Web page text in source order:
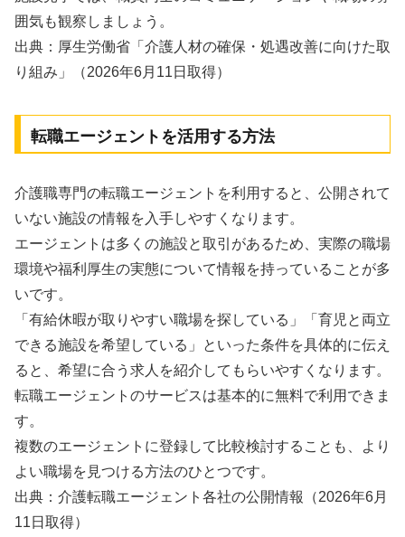
囲気も観察しましょう。
出典：厚生労働省「介護人材の確保・処遇改善に向けた取
り組み」（2026年6月11日取得）
転職エージェントを活用する方法
介護職専門の転職エージェントを利用すると、公開されて
いない施設の情報を入手しやすくなります。
エージェントは多くの施設と取引があるため、実際の職場
環境や福利厚生の実態について情報を持っていることが多
いです。
「有給休暇が取りやすい職場を探している」「育児と両立
できる施設を希望している」といった条件を具体的に伝え
ると、希望に合う求人を紹介してもらいやすくなります。
転職エージェントのサービスは基本的に無料で利用できま
す。
複数のエージェントに登録して比較検討することも、より
よい職場を見つける方法のひとつです。
出典：介護転職エージェント各社の公開情報（2026年6月
11日取得）